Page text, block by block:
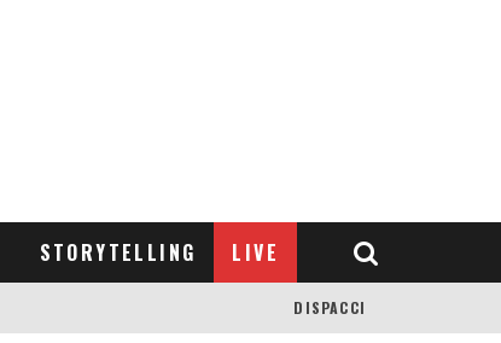
STORYTELLING LIVE
DISPACCI